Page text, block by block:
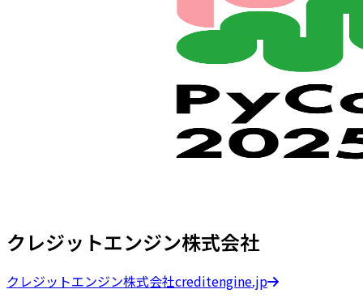
クレジットエンジン株式会社
クレジットエンジン株式会社creditengine.jp